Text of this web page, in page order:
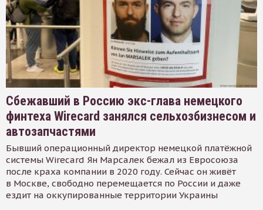
Сбежавший в Россию экс-глава немецкого
финтеха Wirecard занялся сельхозбизнесом и
автозапчастями
Бывший операционный директор немецкой платёжной
системы Wirecard Ян Марсалек бежал из Евросоюза
после краха компании в 2020 году. Сейчас он живёт
в Москве, свободно перемещается по России и даже
ездит на оккупированные территории Украины